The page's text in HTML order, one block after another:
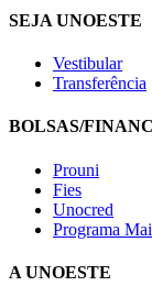
SEJA UNOESTE
Vestibular
Transferência
BOLSAS/
Prouni
Fies
Unocred
Programa
A UNOESTE